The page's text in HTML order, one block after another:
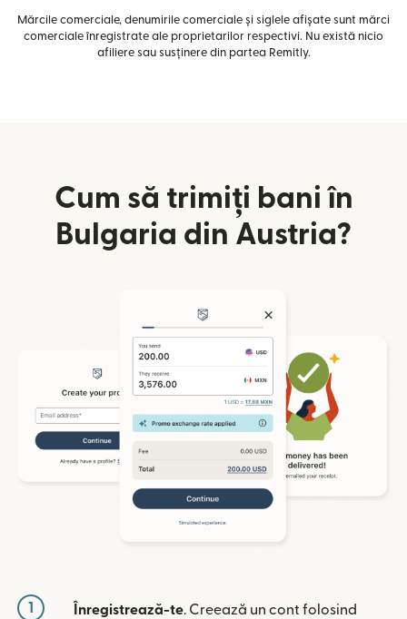
Mărcile comerciale, denumirile comerciale și siglele afișate sunt mărci
comerciale înregistrate ale proprietarilor respectivi. Nu există nicio
afiliere sau susținere din partea Remitly.
Cum să trimiți bani în
Bulgaria din Austria?
1 Înregistrează-te. Creează un cont folosind